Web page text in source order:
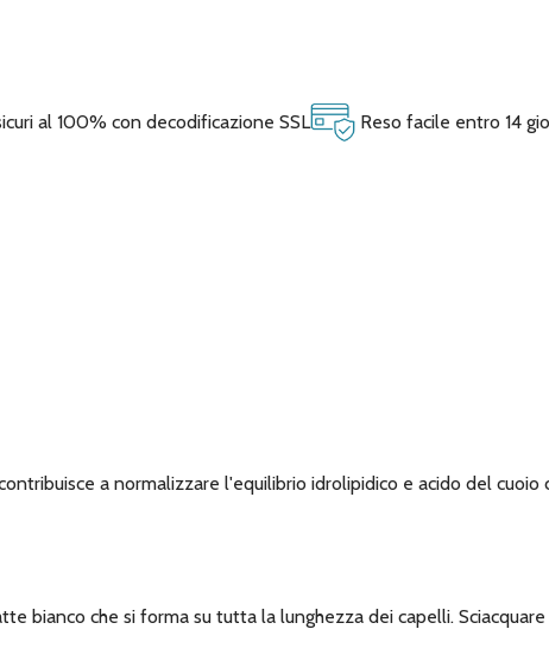
al 100% con decodificazione SSL Reso facile entro 14
a normalizzare l'equilibrio idrolipidico e acido del cuoio
bianco che si forma su tutta la lunghezza dei capelli.